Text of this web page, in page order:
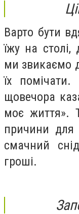
Варто бути
їжу на столі,
ми звикаємо
їх
щовечора
моє життя».
причини для
смачний
гроші.